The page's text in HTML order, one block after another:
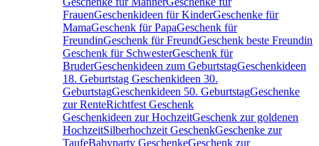
FrauenGeschenkideen für KinderGeschenke für
MamaGeschenk für PapaGeschenk für
FreundinGeschenk für FreundGeschenk beste Freundin
Geschenk für SchwesterGeschenk für
BruderGeschenkideen zum GeburtstagGeschenkideen
18. Geburtstag Geschenkideen 30.
GeburtstagGeschenkideen 50. GeburtstagGeschenke
zur RenteRichtfest Geschenk
Geschenkideen zur HochzeitGeschenk zur goldenen
HochzeitSilberhochzeit GeschenkGeschenke zur
TaufeBabyparty GeschenkeGeschenk zur